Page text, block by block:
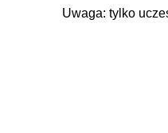
Uwaga: tylko